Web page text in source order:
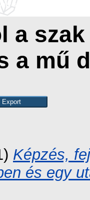
szerint
a
a mű
Képzés,
és egy